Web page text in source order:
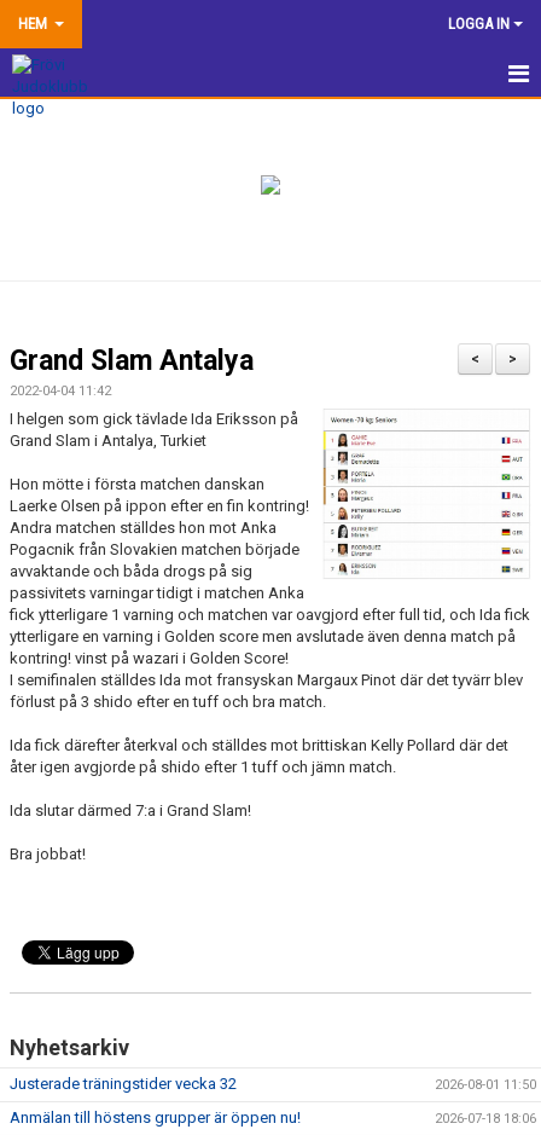
HEM LOGGA IN
HEM
DOKUMENTBANK
KLUBBSHOP
KONTAKTA OSS
WALL OF FAME
>
<
Grand Slam Antalya
2022-04-04 11:42
I helgen som gick tävlade Ida Eriksson på
Grand Slam i Antalya, Turkiet
Hon mötte i första matchen danskan
Laerke Olsen på ippon efter en fin kontring!
Andra matchen ställdes hon mot Anka
Pogacnik från Slovakien matchen började
avvaktande och båda drogs på sig
passivitets varningar tidigt i matchen Anka
fick ytterligare 1 varning och matchen var oavgjord efter full tid, och Ida fick
ytterligare en varning i Golden score men avslutade även denna match på
kontring! vinst på wazari i Golden Score!
I semifinalen ställdes Ida mot fransyskan Margaux Pinot där det tyvärr blev
förlust på 3 shido efter en tuff och bra match.
Ida fick därefter återkval och ställdes mot brittiskan Kelly Pollard där det
åter igen avgjorde på shido efter 1 tuff och jämn match.
Ida slutar därmed 7:a i Grand Slam!
Bra jobbat!
Nyhetsarkiv
Justerade träningstider vecka 32 2026-08-01 11:50
Anmälan till höstens grupper är öppen nu! 2026-07-18 18:06